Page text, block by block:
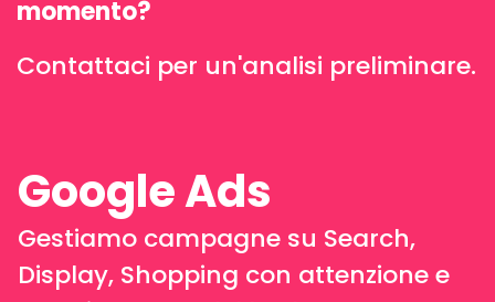
momento?
Contattaci per un'analisi preliminare.
Google Ads
Gestiamo campagne su Search,
Display, Shopping con attenzione e